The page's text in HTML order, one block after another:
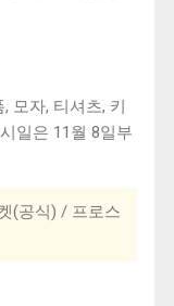
모자, 티셔츠, 키
일은 11월 8일부
(공식) / 프로스